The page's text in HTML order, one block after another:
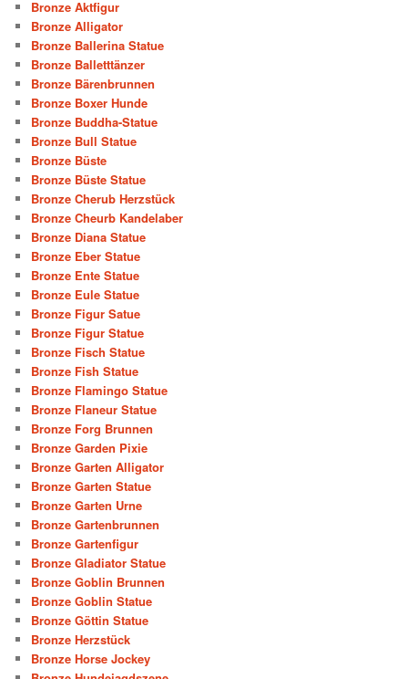
Bronze Aktfigur
Bronze Alligator
Bronze Ballerina Statue
Bronze Balletttänzer
Bronze Bärenbrunnen
Bronze Boxer Hunde
Bronze Buddha-Statue
Bronze Bull Statue
Bronze Büste
Bronze Büste Statue
Bronze Cherub Herzstück
Bronze Cheurb Kandelaber
Bronze Diana Statue
Bronze Eber Statue
Bronze Ente Statue
Bronze Eule Statue
Bronze Figur Satue
Bronze Figur Statue
Bronze Fisch Statue
Bronze Fish Statue
Bronze Flamingo Statue
Bronze Flaneur Statue
Bronze Forg Brunnen
Bronze Garden Pixie
Bronze Garten Alligator
Bronze Garten Statue
Bronze Garten Urne
Bronze Gartenbrunnen
Bronze Gartenfigur
Bronze Gladiator Statue
Bronze Goblin Brunnen
Bronze Goblin Statue
Bronze Göttin Statue
Bronze Herzstück
Bronze Horse Jockey